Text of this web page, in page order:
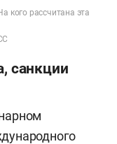
кого рассчитана эта
санкции